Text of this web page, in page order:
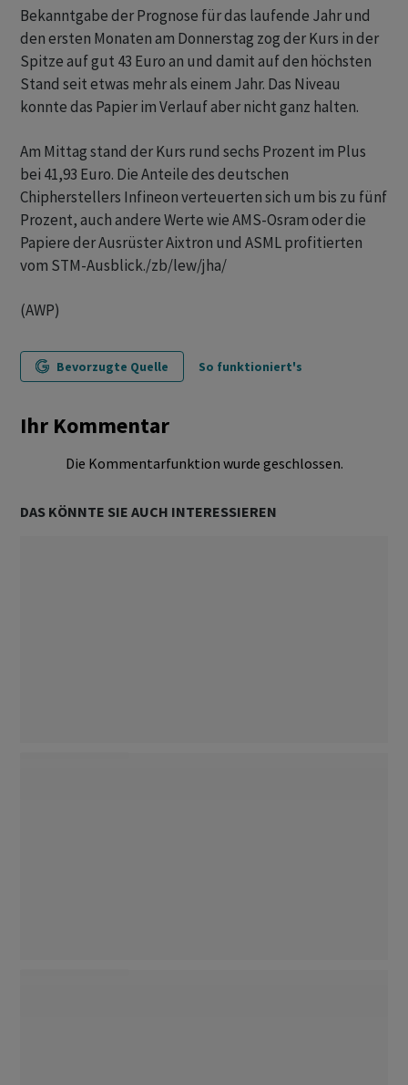
Bekanntgabe der Prognose für das laufende Jahr und
den ersten Monaten am Donnerstag zog der Kurs in der
Spitze auf gut 43 Euro an und damit auf den höchsten
Stand seit etwas mehr als einem Jahr. Das Niveau
konnte das Papier im Verlauf aber nicht ganz halten.
Am Mittag stand der Kurs rund sechs Prozent im Plus
bei 41,93 Euro. Die Anteile des deutschen
Chipherstellers Infineon verteuerten sich um bis zu fünf
Prozent, auch andere Werte wie AMS-Osram oder die
Papiere der Ausrüster Aixtron und ASML profitierten
vom STM-Ausblick./zb/lew/jha/
(AWP)
Bevorzugte Quelle So funktioniert's
Ihr Kommentar
Die Kommentarfunktion wurde geschlossen.
DAS KÖNNTE SIE AUCH INTERESSIEREN